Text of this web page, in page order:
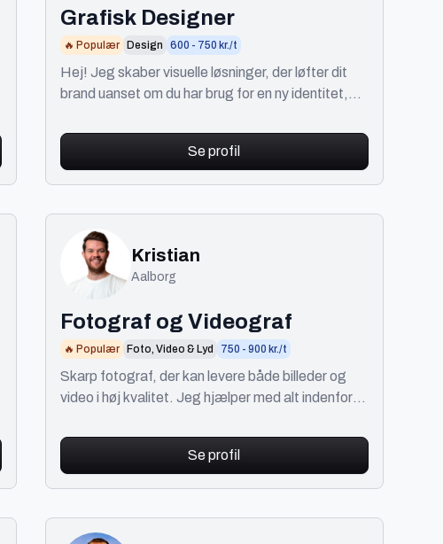
Grafisk Designer
🔥 Populær Design 600 - 750 kr./t
Hej! Jeg skaber visuelle løsninger, der løfter dit
brand uanset om du har brug for en ny identitet,
Se profil
Kristian
Aalborg
Fotograf og Videograf
🔥 Populær Foto, Video & Lyd 750 - 900 kr./t
Skarp fotograf, der kan levere både billeder og
video i høj kvalitet. Jeg hjælper med alt indenfor
Se profil